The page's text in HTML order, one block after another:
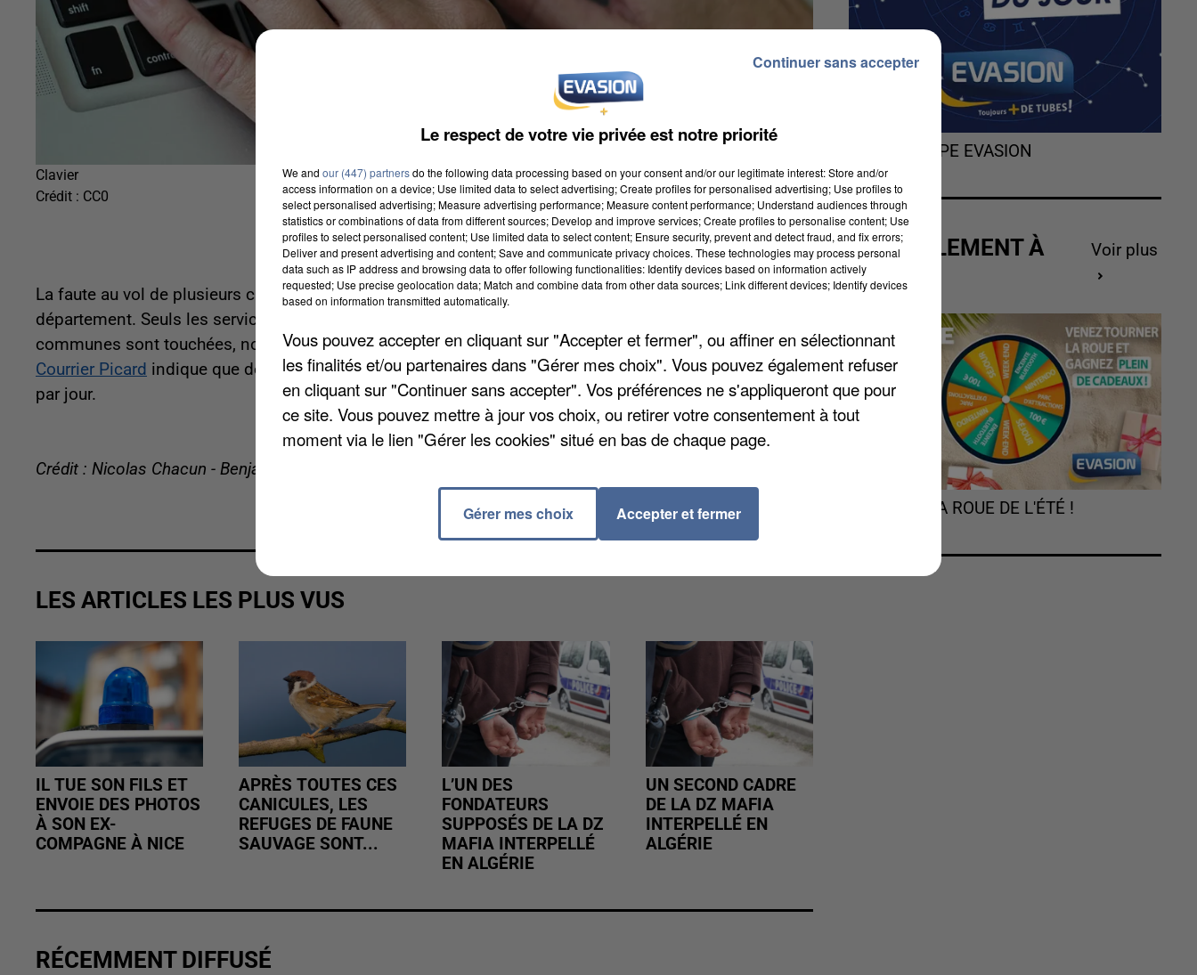
Clavier
Crédit : CC0
La faute au vol de plusieurs câbles la nuit passée dans le secteur d'Oisemont, dans l'ouest du
département. Seuls les services ADSL seraient concernés selon l'opérateur Orange. Plusieurs
communes sont touchées, notamment Tilloloy, Rambures, Fontaine-le-Sec ou encore Cerisy.Le
Courrier Picard indique que depuis le début de l'été, la région compterait près de deux vols de câbles
par jour.
Crédit : Nicolas Chacun - Benjamin Swiniarski
LES ARTICLES LES PLUS VUS
IL TUE SON FILS ET
ENVOIE DES PHOTOS
À SON EX-
COMPAGNE À NICE
APRÈS TOUTES CES
CANICULES, LES
REFUGES DE FAUNE
SAUVAGE SONT...
L’UN DES
FONDATEURS
SUPPOSÉS DE LA DZ
MAFIA INTERPELLÉ
EN ALGÉRIE
UN SECOND CADRE
DE LA DZ MAFIA
INTERPELLÉ EN
ALGÉRIE
RÉCEMMENT DIFFUSÉ
L'HOROSCOPE EVASION
ACTUELLEMENT À
GAGNER
Voir plus
TOURNEZ LA ROUE DE L'ÉTÉ !
Le respect de votre vie privée est notre priorité
We and our (447) partnersdo the following data processing based on your consent and/or our legitimate interest: Store and/or
access information on a device; Use limited data to select advertising; Create profiles for personalised advertising; Use profiles to
select personalised advertising; Measure advertising performance; Measure content performance; Understand audiences through
statistics or combinations of data from different sources; Develop and improve services; Create profiles to personalise content; Use
profiles to select personalised content; Use limited data to select content; Ensure security, prevent and detect fraud, and fix errors;
Deliver and present advertising and content; Save and communicate privacy choices. These technologies may process personal
data such as IP address and browsing data to offer following functionalities: Identify devices based on information actively
requested; Use precise geolocation data; Match and combine data from other data sources; Link different devices; Identify devices
based on information transmitted automatically.
Vous pouvez accepter en cliquant sur "Accepter et fermer", ou affiner en sélectionnant
les finalités et/ou partenaires dans "Gérer mes choix". Vous pouvez également refuser
en cliquant sur "Continuer sans accepter". Vos préférences ne s'appliqueront que pour
ce site. Vous pouvez mettre à jour vos choix, ou retirer votre consentement à tout
moment via le lien "Gérer les cookies" situé en bas de chaque page.
Gérer mes choix Accepter et fermer
Continuer sans accepter